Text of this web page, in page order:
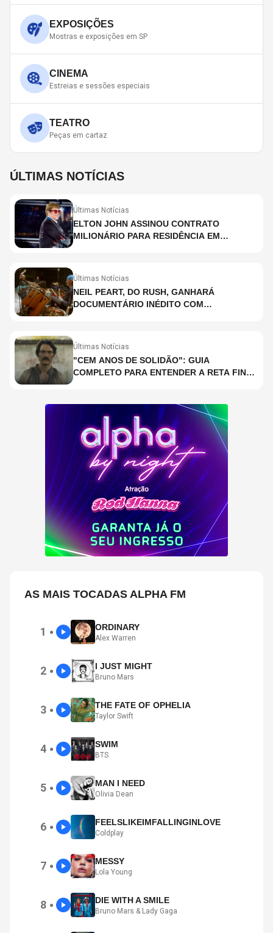
EXPOSIÇÕES
Mostras e exposições em SP
CINEMA
Estreias e sessões especiais
TEATRO
Peças em cartaz
ÚLTIMAS NOTÍCIAS
Últimas Notícias
ELTON JOHN ASSINOU CONTRATO
MILIONÁRIO PARA RESIDÊNCIA EM
Últimas Notícias
NEIL PEART, DO RUSH, GANHARÁ
DOCUMENTÁRIO INÉDITO COM
Últimas Notícias
"CEM ANOS DE SOLIDÃO": GUIA
COMPLETO PARA ENTENDER A RETA FINAL
AS MAIS TOCADAS ALPHA FM
1 ● ORDINARY
Alex Warren
2 ● I JUST MIGHT
Bruno Mars
3 ● THE FATE OF OPHELIA
Taylor Swift
4 ● SWIM
BTS
5 ● MAN I NEED
Olivia Dean
6 ● FEELSLIKEIMFALLINGINLOVE
Coldplay
7 ● MESSY
Lola Young
8 ● DIE WITH A SMILE
Bruno Mars & Lady Gaga